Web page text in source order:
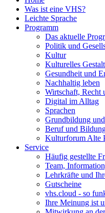
Was ist eine VHS?
Leichte Sprache
Programm
Das aktuelle
Politik und
Kultur
Kulturelles
Gesundheit und
Nachhaltig leben
Wirtschaft, Recht
Digital im Alltag
Sprachen
Grundbildung
Beruf und
Kulturforum Alte
Service
Häufig gestellte
Team,
Lehrkräfte und
Gutscheine
vhs.cloud - so
Ihre Meinung ist